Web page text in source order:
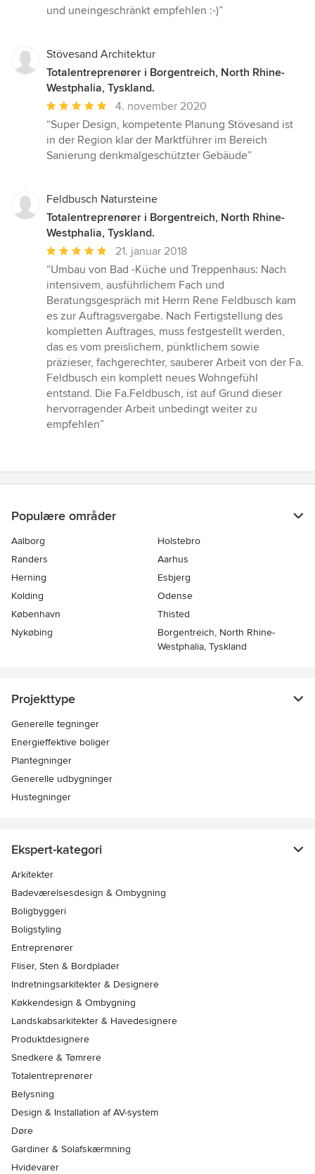
und uneingeschränkt empfehlen :-)”
Stövesand Architektur
Totalentreprenører i Borgentreich, North Rhine-
Westphalia, Tyskland.
Gennemsnitlig
bedømmelse:
5
ud
stjerner
4. november 2020
“Super Design, kompetente Planung Stövesand ist
in der Region klar der Marktführer im Bereich
Sanierung denkmalgeschützter Gebäude”
Feldbusch Natursteine
Totalentreprenører i Borgentreich, North Rhine-
Westphalia, Tyskland.
Gennemsnitlig
bedømmelse:
5
ud
af
5
stjerner
21. januar 2018
“Umbau von Bad -Küche und Treppenhaus: Nach
intensivem, ausführlichem Fach und
Beratungsgespräch mit Herrn Rene Feldbusch kam
es zur Auftragsvergabe. Nach Fertigstellung des
kompletten Auftrages, muss festgestellt werden,
das es vom preislichem, pünktlichem sowie
präzieser, fachgerechter, sauberer Arbeit von der Fa.
Feldbusch ein komplett neues Wohngefühl
entstand. Die Fa.Feldbusch, ist auf Grund dieser
hervorragender Arbeit unbedingt weiter zu
empfehlen”
Populære områder
Aalborg
Holstebro
Randers
Aarhus
Herning
Esbjerg
Kolding
Odense
København
Thisted
Nykøbing
Borgentreich, North Rhine-
Westphalia, Tyskland
Projekttype
Generelle tegninger
Energieffektive boliger
Plantegninger
Generelle udbygninger
Hustegninger
Ekspert-kategori
Arkitekter
Badeværelsesdesign & Ombygning
Boligbyggeri
Boligstyling
Entreprenører
Fliser, Sten & Bordplader
Indretningsarkitekter & Designere
Køkkendesign & Ombygning
Landskabsarkitekter & Havedesignere
Produktdesignere
Snedkere & Tømrere
Totalentreprenører
Belysning
Design & Installation af AV-system
Døre
Gardiner & Solafskærmning
Hvidevarer